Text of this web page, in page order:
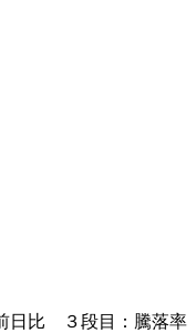
日比 ３段目： 騰落率